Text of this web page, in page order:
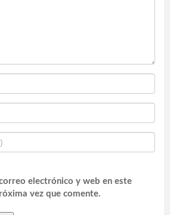
electrónico y web en este
vez que comente.